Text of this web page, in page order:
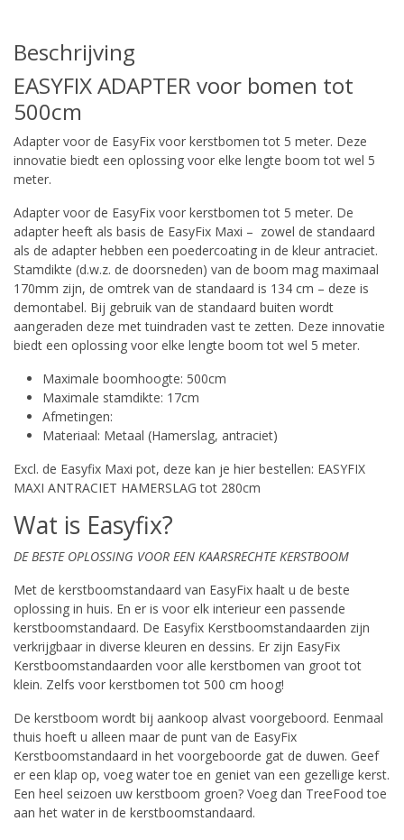
Beschrijving
EASYFIX ADAPTER voor bomen tot
500cm
Adapter voor de EasyFix voor kerstbomen tot 5 meter. Deze
innovatie biedt een oplossing voor elke lengte boom tot wel 5
meter.
Adapter voor de EasyFix voor kerstbomen tot 5 meter. De
adapter heeft als basis de EasyFix Maxi – zowel de standaard
als de adapter hebben een poedercoating in de kleur antraciet.
Stamdikte (d.w.z. de doorsneden) van de boom mag maximaal
170mm zijn, de omtrek van de standaard is 134 cm – deze is
demontabel. Bij gebruik van de standaard buiten wordt
aangeraden deze met tuindraden vast te zetten. Deze innovatie
biedt een oplossing voor elke lengte boom tot wel 5 meter.
Maximale boomhoogte: 500cm
Maximale stamdikte: 17cm
Afmetingen:
Materiaal: Metaal (Hamerslag, antraciet)
Excl. de Easyfix Maxi pot, deze kan je hier bestellen: EASYFIX
MAXI ANTRACIET HAMERSLAG tot 280cm
Wat is Easyfix?
DE BESTE OPLOSSING VOOR EEN KAARSRECHTE KERSTBOOM
Met de kerstboomstandaard van EasyFix haalt u de beste
oplossing in huis. En er is voor elk interieur een passende
kerstboomstandaard. De Easyfix Kerstboomstandaarden zijn
verkrijgbaar in diverse kleuren en dessins. Er zijn EasyFix
Kerstboomstandaarden voor alle kerstbomen van groot tot
klein. Zelfs voor kerstbomen tot 500 cm hoog!
De kerstboom wordt bij aankoop alvast voorgeboord. Eenmaal
thuis hoeft u alleen maar de punt van de EasyFix
Kerstboomstandaard in het voorgeboorde gat de duwen. Geef
er een klap op, voeg water toe en geniet van een gezellige kerst.
Een heel seizoen uw kerstboom groen? Voeg dan TreeFood toe
aan het water in de kerstboomstandaard.